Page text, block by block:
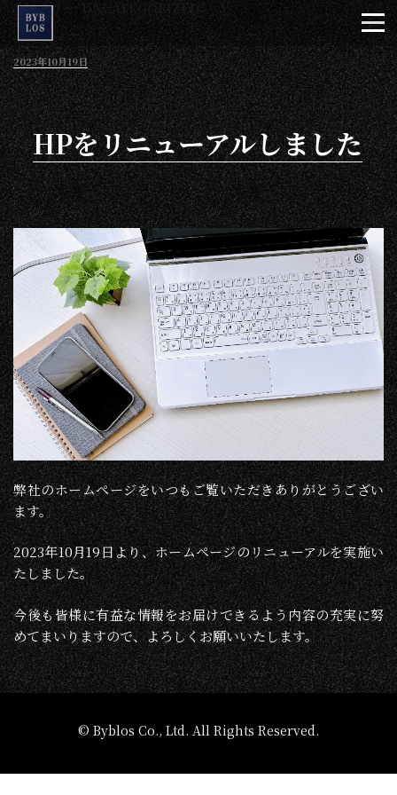
コ
ン
テ
ン
ツ
へ
ス
キ
ッ
プ
カテゴリー: UNCATEGORIZED
投
稿
日:
2023年10月19日
HPをリニューアルしました
弊社のホームページをいつもご覧いただきありがとうござい
ます。
2023年10月19日より、ホームページのリニューアルを実施い
たしました。
今後も皆様に有益な情報をお届けできるよう内容の充実に努
めてまいりますので、よろしくお願いいたします。
© Byblos Co., Ltd. All Rights Reserved.